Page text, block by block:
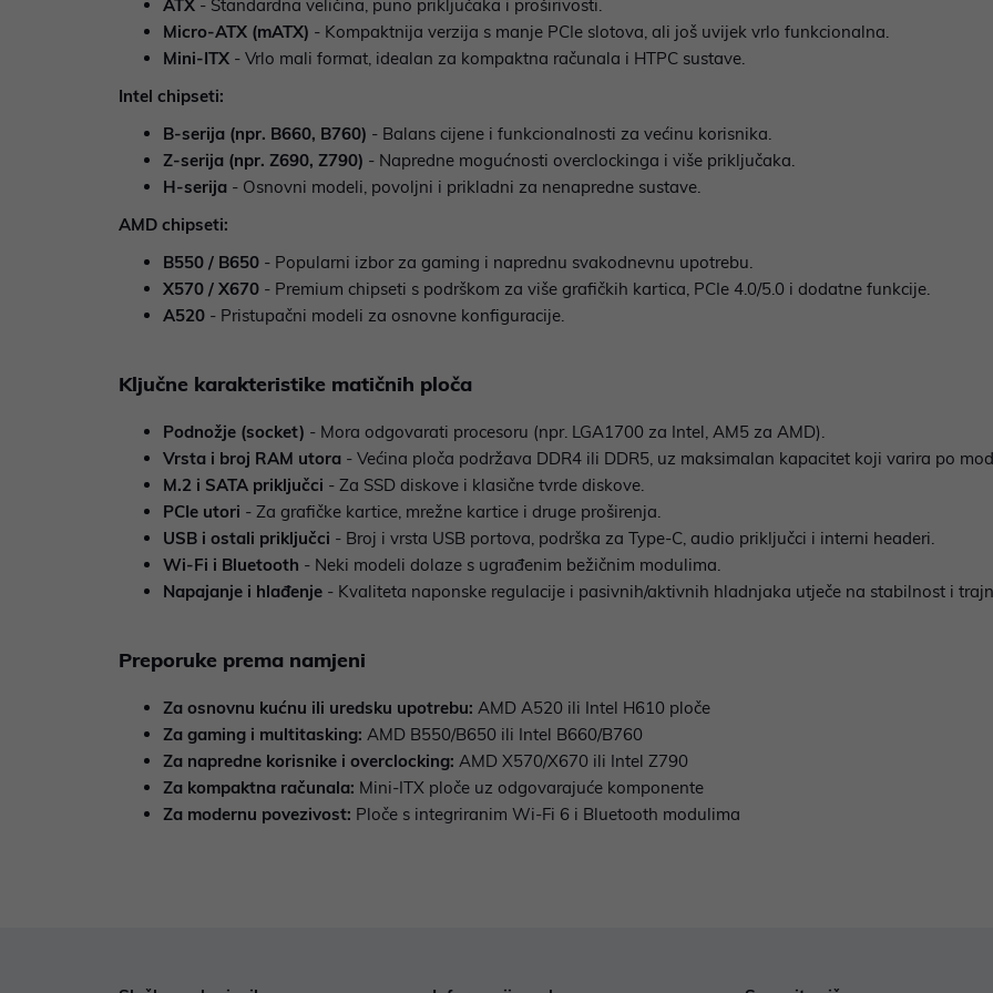
ATX - Standardna veličina, puno priključaka i proširivosti.
Micro-ATX (mATX) - Kompaktnija verzija s manje PCIe slotova, ali još uvijek vrlo funkcionalna.
Mini-ITX - Vrlo mali format, idealan za kompaktna računala i HTPC sustave.
Intel chipseti:
B-serija (npr. B660, B760) - Balans cijene i funkcionalnosti za većinu korisnika.
Z-serija (npr. Z690, Z790) - Napredne mogućnosti overclockinga i više priključaka.
H-serija - Osnovni modeli, povoljni i prikladni za nenapredne sustave.
AMD chipseti:
B550 / B650 - Popularni izbor za gaming i naprednu svakodnevnu upotrebu.
X570 / X670 - Premium chipseti s podrškom za više grafičkih kartica, PCIe 4.0/5.0 i dodatne funkcije.
A520 - Pristupačni modeli za osnovne konfiguracije.
Ključne karakteristike matičnih ploča
Podnožje (socket) - Mora odgovarati procesoru (npr. LGA1700 za Intel, AM5 za AMD).
Vrsta i broj RAM utora - Većina ploča podržava DDR4 ili DDR5, uz maksimalan kapacitet koji varira po
M.2 i SATA priključci - Za SSD diskove i klasične tvrde diskove.
PCIe utori - Za grafičke kartice, mrežne kartice i druge proširenja.
USB i ostali priključci - Broj i vrsta USB portova, podrška za Type-C, audio priključci i interni headeri.
Wi-Fi i Bluetooth - Neki modeli dolaze s ugrađenim bežičnim modulima.
Napajanje i hlađenje - Kvaliteta naponske regulacije i pasivnih/aktivnih hladnjaka utječe na stabilnost i
Preporuke prema namjeni
Za osnovnu kućnu ili uredsku upotrebu: AMD A520 ili Intel H610 ploče
Za gaming i multitasking: AMD B550/B650 ili Intel B660/B760
Za napredne korisnike i overclocking: AMD X570/X670 ili Intel Z790
Za kompaktna računala: Mini-ITX ploče uz odgovarajuće komponente
Za modernu povezivost: Ploče s integriranim Wi-Fi 6 i Bluetooth modulima